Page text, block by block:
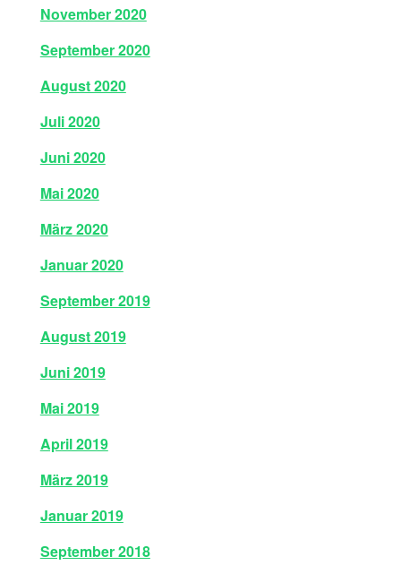
November 2020
September 2020
August 2020
Juli 2020
Juni 2020
Mai 2020
März 2020
Januar 2020
September 2019
August 2019
Juni 2019
Mai 2019
April 2019
März 2019
Januar 2019
September 2018